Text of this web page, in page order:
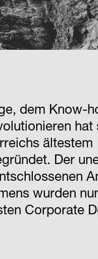
dem Know-
hat
ältestem
Der
wurden
Corporate